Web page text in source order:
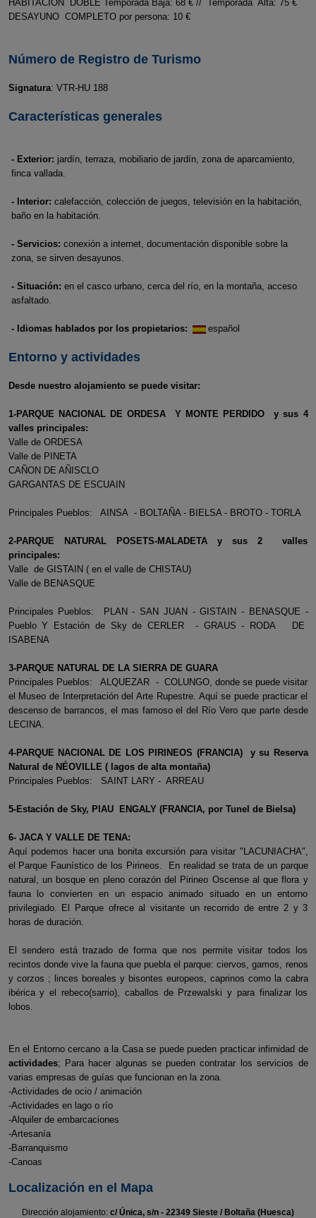
HABITACION DOBLE Temporada Baja: 68 € // Temporada Alta: 75 €
DESAYUNO COMPLETO por persona: 10 €
Número de Registro de Turismo
Signatura: VTR-HU 188
Características generales
- Exterior: jardín, terraza, mobiliario de jardín, zona de aparcamiento,
finca vallada.
- Interior: calefacción, colección de juegos, televisión en la habitación,
baño en la habitación.
- Servicios: conexión a internet, documentación disponible sobre la
zona, se sirven desayunos.
- Situación: en el casco urbano, cerca del río, en la montaña, acceso
asfaltado.
- Idiomas hablados por los propietarios: español
Entorno y actividades
Desde nuestro alojamiento se puede visitar:
1-PARQUE NACIONAL DE ORDESA Y MONTE PERDIDO y sus 4
valles principales:
Valle de ORDESA
Valle de PINETA
CAÑON DE AÑISCLO
GARGANTAS DE ESCUAIN
Principales Pueblos: AINSA - BOLTAÑA - BIELSA - BROTO - TORLA
2-PARQUE NATURAL POSETS-MALADETA y sus 2 valles
principales:
Valle de GISTAIN ( en el valle de CHISTAU)
Valle de BENASQUE
Principales Pueblos: PLAN - SAN JUAN - GISTAIN - BENASQUE -
Pueblo Y Estación de Sky de CERLER - GRAUS - RODA DE
ISABENA
3-PARQUE NATURAL DE LA SIERRA DE GUARA
Principales Pueblos: ALQUEZAR - COLUNGO, donde se puede visitar
el Museo de Interpretación del Arte Rupestre. Aquí se puede practicar el
descenso de barrancos, el mas famoso el del Río Vero que parte desde
LECINA.
4-PARQUE NACIONAL DE LOS PIRINEOS (FRANCIA) y su Reserva
Natural de NÉOVILLE ( lagos de alta montaña)
Principales Pueblos: SAINT LARY - ARREAU
5-Estación de Sky, PIAU ENGALY (FRANCIA, por Tunel de Bielsa)
6- JACA Y VALLE DE TENA:
Aquí podemos hacer una bonita excursión para visitar "LACUNIACHA",
el Parque Faunístico de los Pirineos. En realidad se trata de un parque
natural, un bosque en pleno corazón del Pirineo Oscense al que flora y
fauna lo convierten en un espacio animado situado en un entorno
privilegiado. El Parque ofrece al visitante un recorrido de entre 2 y 3
horas de duración.
El sendero está trazado de forma que nos permite visitar todos los
recintos donde vive la fauna que puebla el parque: ciervos, gamos, renos
y corzos ; linces boreales y bisontes europeos, caprinos como la cabra
ibérica y el rebeco(sarrio), caballos de Przewalski y para finalizar los
lobos.
En el Entorno cercano a la Casa se puede pueden practicar infirnidad de
actividades; Para hacer algunas se pueden contratar los servicios de
varias empresas de guías que funcionan en la zona.
-Actividades de ocio / animación
-Actividades en lago o río
-Alquiler de embarcaciones
-Artesanía
-Barranquismo
-Canoas
Localización en el Mapa
Dirección alojamiento: c/ Única, s/n - 22349 Sieste / Boltaña (Huesca)